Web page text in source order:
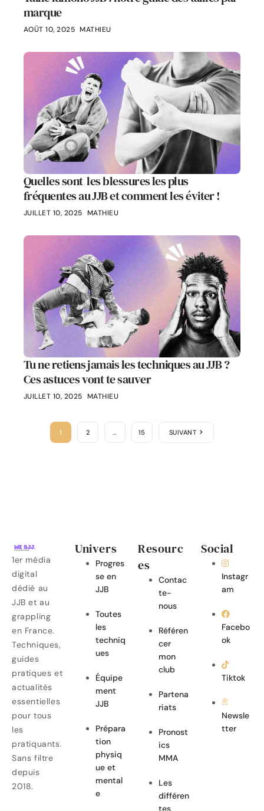
marque
AOÛT 10, 2025 MATHIEU
Quelles sont les blessures les plus
fréquentes au JJB et comment les éviter !
JUILLET 10, 2025 MATHIEU
Tu ne retiens jamais les techniques au JJB ?
Ces astuces vont te sauver
JUILLET 10, 2025 MATHIEU
1 2 … 15 SUIVANT
1er média
digital
dédié au
JJB et au
grappling
en France.
Techniques,
guides
pratiques et
actualités
essentielles
pour tous
les
pratiquants.
Sans filtre
depuis
2018.
Univers
Progres
se en
JJB
Toutes
les
techniq
ues
Équipe
ment
JJB
Prépara
tion
physiq
ue et
mental
e
Resourc
es
Contac
te-
nous
Référen
cer
mon
club
Partena
riats
Pronost
ics
MMA
Les
différen
tes
Social
Instagr
am
Facebo
ok
Tiktok
Newsle
tter